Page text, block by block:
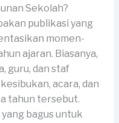
Sekolah?
publikasi yang
momen-
ajaran. Biasanya,
guru, dan staf
acara, dan
tahun tersebut.
bagus untuk